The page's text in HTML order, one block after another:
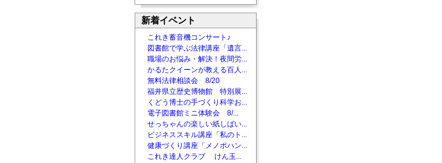
新着イベント
これき蓄音機コンサート♪
図書館で学ぶ法律講座「遺言...
職場のお悩み・解決！夜間労...
かるたクイーンが教える百人...
無料法律相談会 8/20
福井県立歴史博物館 特別展...
くどう博士の手づくり科学お...
電子図書館ミニ体験会 8/...
せっちゃんの楽しい紙しばい...
ビジネススキル講座「私のト...
健康づくり講座「メノポハン...
これき達人クラブ けん玉...